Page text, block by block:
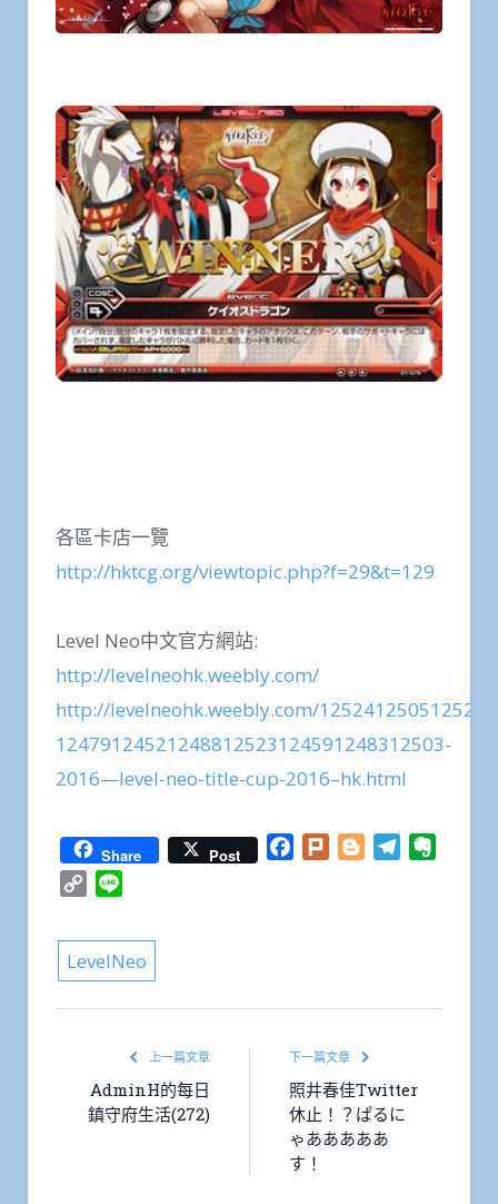
各區卡店一覽
http://hktcg.org/viewtopic.php?f=29&t=129
Level Neo中文官方網站:
http://levelneohk.weebly.com/
http://levelneohk.weebly.com/
12479124521248812523124591248312503-
2016—level-neo-title-cup-2016–hk.html
Share Post Facebook
Plurk BloggerTelegram
Copy
LevelNeo
上一篇文章
AdminH的每日
鎮守府生活(272)
下一篇文章
照井春佳Twitter
休止！？ぱるに
ゃあああああ
す！